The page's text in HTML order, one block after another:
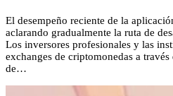
El desempeño reciente de la
aclarando gradualmente la ruta de
Los inversores profesionales y las
exchanges de criptomonedas a
de…